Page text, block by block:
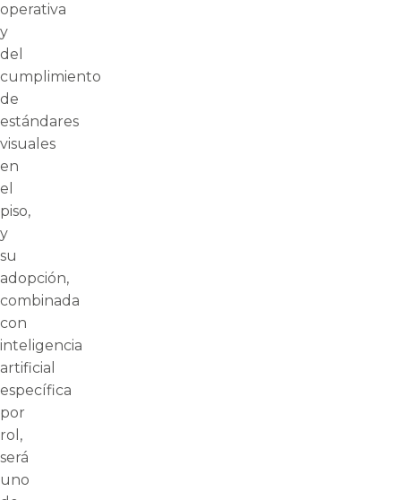
operativa
y
del
cumplimiento
de
estándares
visuales
en
el
piso,
y
su
adopción,
combinada
con
inteligencia
artificial
específica
por
rol,
será
uno